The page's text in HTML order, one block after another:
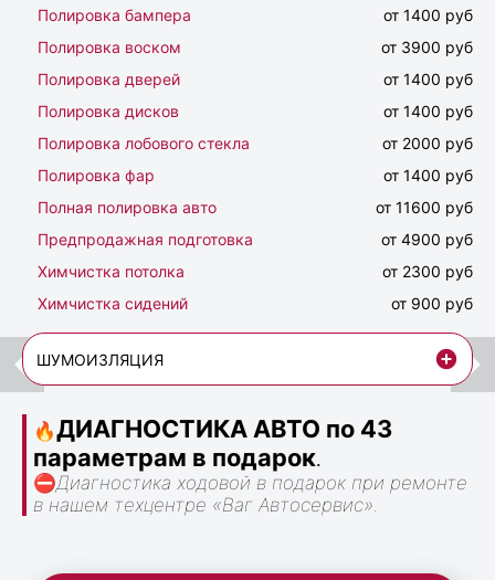
Полировка бампера
от 1400 руб
Полировка воском
от 3900 руб
Полировка дверей
от 1400 руб
Полировка дисков
от 1400 руб
Полировка лобового стекла
от 2000 руб
Полировка фар
от 1400 руб
Полная полировка авто
от 11600 руб
Предпродажная подготовка
от 4900 руб
Химчистка потолка
от 2300 руб
Химчистка сидений
от 900 руб
ШУМОИЗЛЯЦИЯ
🔥ДИАГНОСТИКА АВТО по 43
параметрам в подарок.
⛔Диагностика ходовой в подарок при ремонте
в нашем техцентре «Ваг Автосервис».